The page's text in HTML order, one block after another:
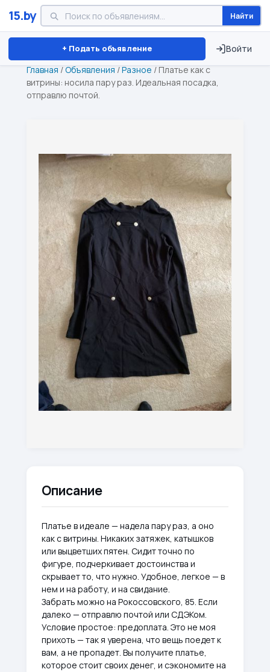
15.by Найти
+ Подать объявление Войти
Минск Витебск Брест ⏱ ТОЛЬКО 15 ДНЕЙ
Главная /Объявления /Разное / Платье как с
витрины: носила пару раз. Идеальная посадка,
отправлю почтой.
Описание
Платье в идеале — надела пару раз, а оно
как с витрины. Никаких затяжек, катышков
или выцветших пятен. Сидит точно по
фигуре, подчеркивает достоинства и
скрывает то, что нужно. Удобное, легкое — в
нем и на работу, и на свидание.
Забрать можно на Рокоссовского, 85. Если
далеко — отправлю почтой или СДЭКом.
Условие простое: предоплата. Это не моя
прихоть — так я уверена, что вещь поедет к
вам, а не пропадет. Вы получите платье,
которое стоит своих денег, и сэкономите на